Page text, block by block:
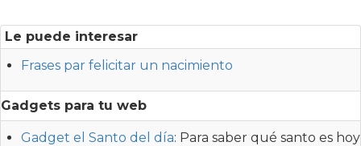
Le puede interesar
Frases par felicitar un nacimiento
Gadgets para tu web
Gadget el Santo del día: Para saber qué santo es hoy